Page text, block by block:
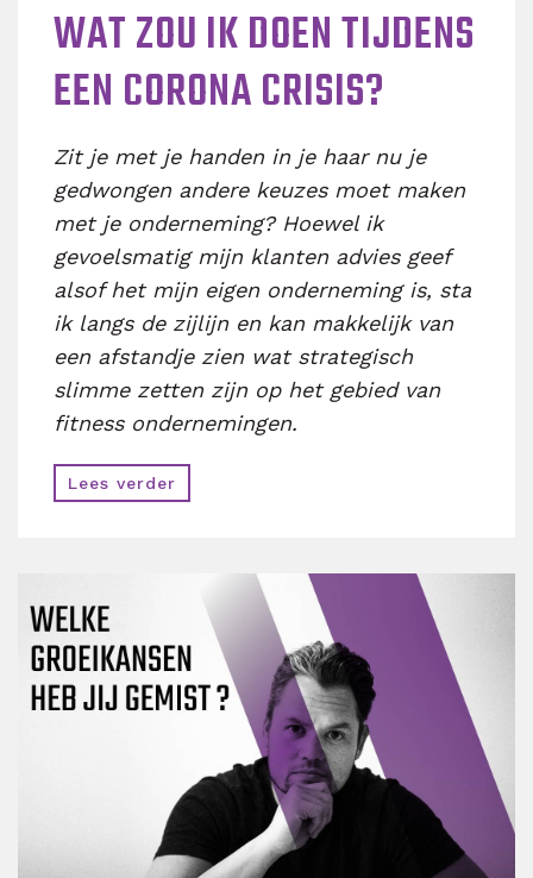
WAT ZOU IK DOEN TIJDENS
EEN CORONA CRISIS?
Zit je met je handen in je haar nu je
gedwongen andere keuzes moet maken
met je onderneming? Hoewel ik
gevoelsmatig mijn klanten advies geef
alsof het mijn eigen onderneming is, sta
ik langs de zijlijn en kan makkelijk van
een afstandje zien wat strategisch
slimme zetten zijn op het gebied van
fitness ondernemingen.
Lees verder